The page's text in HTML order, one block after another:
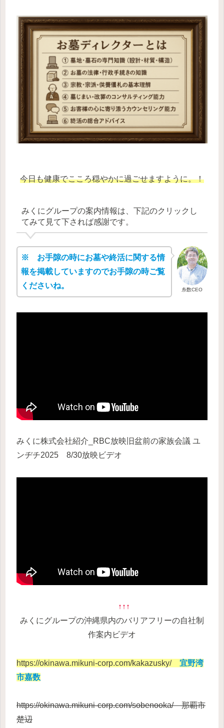
今日も健康でこころ穏やかに過ごせますように。！
みくにグループの案内情報は、下記のクリックし
てみて見て下されば感謝です。
糸数CEO
※ お手隙の時にお墓や終活に関する情
報を掲載していますのでお手隙の時ご覧
くださいね。
みくに株式会社紹介_RBC放映旧盆前の家族会議 ユ
ンヂチ2025 8/30放映ビデオ
↑↑↑
みくにグループの沖縄県内のバリアフリーの自社制
作案内ビデオ
https://okinawa.mikuni-corp.com/kakazusky/
宜野湾
市嘉数
https://okinawa.mikuni-corp.com/sobenooka/ 那覇市
楚辺